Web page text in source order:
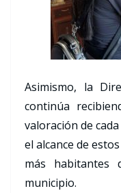
Asimismo, la
continúa
valoración de
el alcance de
más habitantes
municipio.